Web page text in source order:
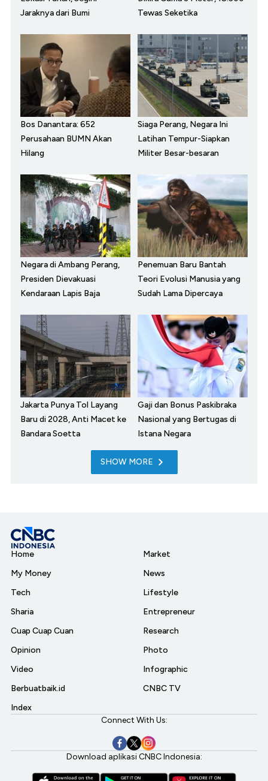
Jaraknya dari Bumi
Tewas Seketika
Bos Danantara: 652
Perusahaan BUMN Akan
Hilang
Siaga Perang, Negara Ini
Latihan Tempur-Siapkan
Militer Besar-besaran
Negara di Ambang Perang,
Presiden Dievakuasi
Kendaraan Lapis Baja
Penemuan Baru Bantah
Teori Evolusi Manusia yang
Sudah Lama Dipercaya
Jakarta Punya Tol Layang
Baru di 2028, Anti Macet ke
Bandara Soetta
Gaji dan Bonus Paskibraka
Nasional yang Bertugas di
Istana Negara
SHOW MORE
Home
My Money
Tech
Sharia
Cuap Cuap Cuan
Opinion
Video
Berbuatbaik.id
Index
Market
News
Lifestyle
Entrepreneur
Research
Photo
Infographic
CNBC TV
Connect With Us:
Download aplikasi CNBC Indonesia: